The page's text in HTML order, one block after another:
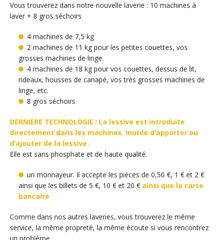
Vous trouverez dans notre nouvelle laverie : 10 machines à
laver + 8 gros séchoirs
4 machines de 7,5 kg
2 machines de 11 kg pour les petites couettes, vos
grosses machines de linge.
4 machines de 18 kg pour vos couettes, dessus de lit,
rideaux, housses de canapé, vos très grosses machines de
linge, etc.
8 gros séchoirs
DERNIERE TECHNOLOGIE : La lessive est introduite
directement dans les machines. Inutile d’apporter ou
d’ajouter de la lessive.
Elle est sans phosphate et de haute qualité.
un monnayeur. Il accepte les pièces de 0,50 €, 1 € et 2 €
ainsi que les billets de 5 €, 10 € et 20 € ainsi que la carte
bancaire
Comme dans nos autres laveries, vous trouverez le même
service, la même propreté, la même écoute si vous rencontrez